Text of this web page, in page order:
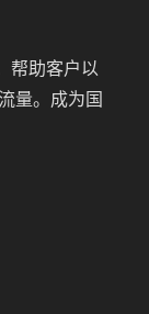
帮助客户以
量。成为国